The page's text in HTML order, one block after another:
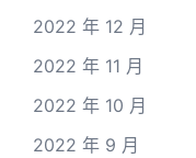
2022 年 12 月
2022 年 11 月
2022 年 10 月
2022 年 9 月